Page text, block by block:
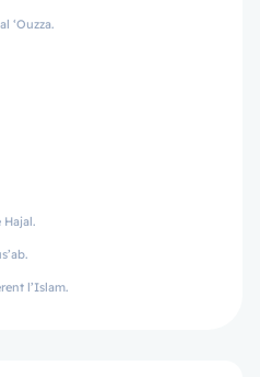
‘Ouzza.
l’Islam.